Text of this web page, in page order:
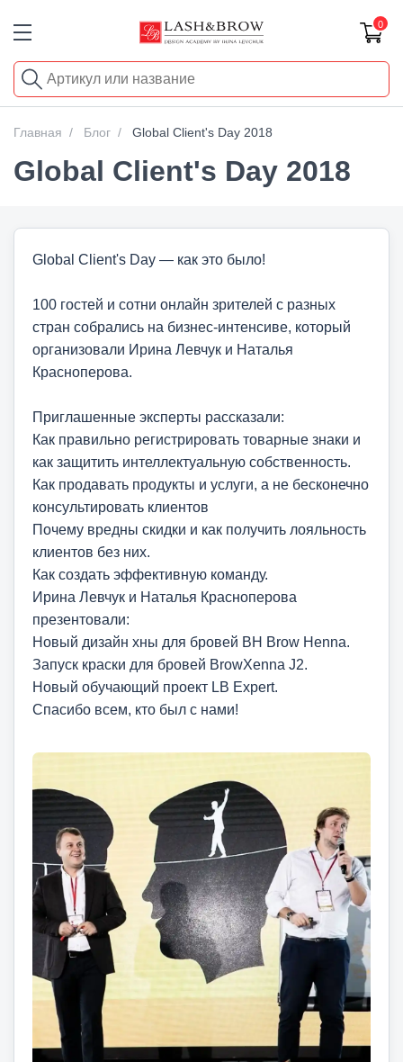
0
Главная Блог Global Client's Day 2018
Global Client's Day 2018
Global Client's Day — как это было!
100 гостей и сотни онлайн зрителей с разных
стран собрались на бизнес-интенсиве, который
организовали Ирина Левчук и Наталья
Красноперова.
Приглашенные эксперты рассказали:
Как правильно регистрировать товарные знаки и
как защитить интеллектуальную собственность.
Как продавать продукты и услуги, а не бесконечно
консультировать клиентов
Почему вредны скидки и как получить лояльность
клиентов без них.
Как создать эффективную команду.
Ирина Левчук и Наталья Красноперова
презентовали:
Новый дизайн хны для бровей BH Brow Henna.
Запуск краски для бровей BrowXenna J2.
Новый обучающий проект LB Expert.
Спасибо всем, кто был с нами!